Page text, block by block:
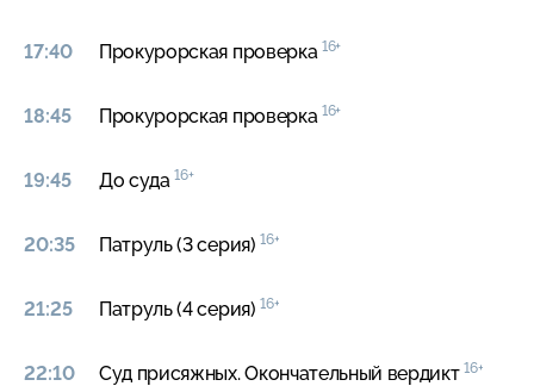
17:40 Прокурорская проверка 16+
18:45 Прокурорская проверка 16+
19:45 До суда16+
20:35 Патруль (3 серия)16+
21:25 Патруль (4 серия)16+
22:10 Суд присяжных. Окончательный вердикт16+